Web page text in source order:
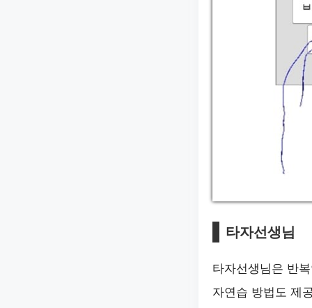
타자선생님
타자선생님은 반
자연습 방법도 제